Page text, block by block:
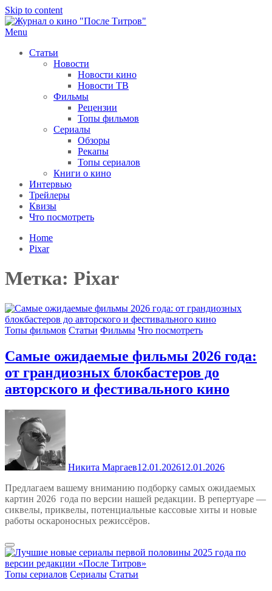
Skip to content
Menu
Статьи
Новости
Новости кино
Новости ТВ
Фильмы
Рецензии
Топы фильмов
Сериалы
Обзоры
Рекапы
Топы сериалов
Книги о кино
Интервью
Трейлеры
Квизы
Что посмотреть
Home
Pixar
Метка: Pixar
Топы фильмов Статьи Фильмы Что посмотреть
Самые ожидаемые фильмы 2026 года:
от грандиозных блокбастеров до
авторского и фестивального кино
Никита Маргаев12.01.202612.01.2026
Предлагаем вашему вниманию подборку самых ожидаемых
картин 2026 года по версии нашей редакции. В репертуаре —
сиквелы, приквелы, потенциальные кассовые хиты и новые
работы оскароносных режиссёров.
Топы сериалов Сериалы Статьи